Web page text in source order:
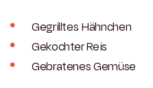
Gegrilltes Hähnchen
Gekochter Reis
Gebratenes Gemüse